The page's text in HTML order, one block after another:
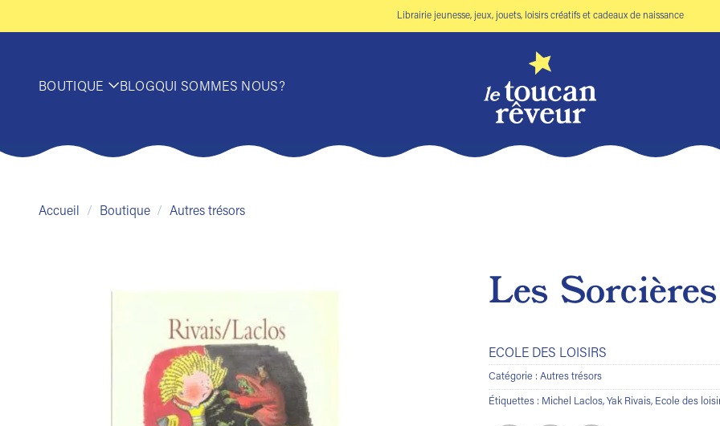
Librairie jeunesse, jeux, jouets, loisirs créatifs et cadeaux de naissance
BOUTIQUE BLOGQUI SOMMES NOUS?
Accueil / Boutique / Autres trésors
Les
ECOLE DES LOISIRS
Catégorie : Autres trésors
Étiquettes : Michel Laclos, Yak Rivais, Ecole des